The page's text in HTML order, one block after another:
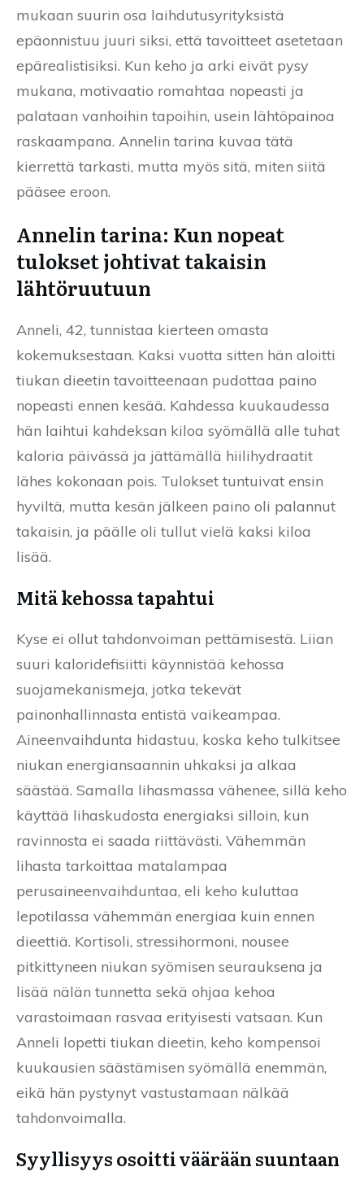
mukaan suurin osa laihdutusyrityksistä
epäonnistuu juuri siksi, että tavoitteet asetetaan
epärealistisiksi. Kun keho ja arki eivät pysy
mukana, motivaatio romahtaa nopeasti ja
palataan vanhoihin tapoihin, usein lähtöpainoa
raskaampana. Annelin tarina kuvaa tätä
kierrettä tarkasti, mutta myös sitä, miten siitä
pääsee eroon.
Annelin tarina: Kun nopeat
tulokset johtivat takaisin
lähtöruutuun
Anneli, 42, tunnistaa kierteen omasta
kokemuksestaan. Kaksi vuotta sitten hän aloitti
tiukan dieetin tavoitteenaan pudottaa paino
nopeasti ennen kesää. Kahdessa kuukaudessa
hän laihtui kahdeksan kiloa syömällä alle tuhat
kaloria päivässä ja jättämällä hiilihydraatit
lähes kokonaan pois. Tulokset tuntuivat ensin
hyviltä, mutta kesän jälkeen paino oli palannut
takaisin, ja päälle oli tullut vielä kaksi kiloa
lisää.
Mitä kehossa tapahtui
Kyse ei ollut tahdonvoiman pettämisestä. Liian
suuri kaloridefisiitti käynnistää kehossa
suojamekanismeja, jotka tekevät
painonhallinnasta entistä vaikeampaa.
Aineenvaihdunta hidastuu, koska keho tulkitsee
niukan energiansaannin uhkaksi ja alkaa
säästää. Samalla lihasmassa vähenee, sillä keho
käyttää lihaskudosta energiaksi silloin, kun
ravinnosta ei saada riittävästi. Vähemmän
lihasta tarkoittaa matalampaa
perusaineenvaihduntaa, eli keho kuluttaa
lepotilassa vähemmän energiaa kuin ennen
dieettiä. Kortisoli, stressihormoni, nousee
pitkittyneen niukan syömisen seurauksena ja
lisää nälän tunnetta sekä ohjaa kehoa
varastoimaan rasvaa erityisesti vatsaan. Kun
Anneli lopetti tiukan dieetin, keho kompensoi
kuukausien säästämisen syömällä enemmän,
eikä hän pystynyt vastustamaan nälkää
tahdonvoimalla.
Syyllisyys osoitti väärään suuntaan